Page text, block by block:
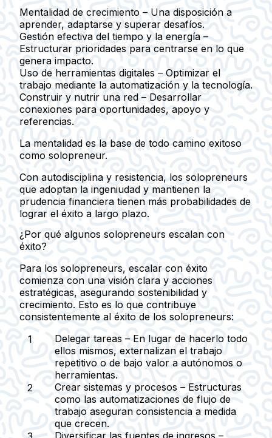
Mentalidad de crecimiento – Una disposición a
aprender, adaptarse y superar desafíos.
Gestión efectiva del tiempo y la energía –
Estructurar prioridades para centrarse en lo que
genera impacto.
Uso de herramientas digitales – Optimizar el
trabajo mediante la automatización y la tecnología.
Construir y nutrir una red – Desarrollar
conexiones para oportunidades, apoyo y
referencias.
La mentalidad es la base de todo camino exitoso
como solopreneur.
Con autodisciplina y resistencia, los solopreneurs
que adoptan la ingeniudad y mantienen la
prudencia financiera tienen más probabilidades de
lograr el éxito a largo plazo.
¿Por qué algunos solopreneurs escalan con
éxito?
Para los solopreneurs, escalar con éxito
comienza con una visión clara y acciones
estratégicas, asegurando sostenibilidad y
crecimiento. Esto es lo que contribuye
consistentemente al éxito de los solopreneurs:
Delegar tareas – En lugar de hacerlo todo
ellos mismos, externalizan el trabajo
repetitivo o de bajo valor a autónomos o
herramientas.
Crear sistemas y procesos – Estructuras
como las automatizaciones de flujo de
trabajo aseguran consistencia a medida
que crecen.
Diversificar las fuentes de ingresos –